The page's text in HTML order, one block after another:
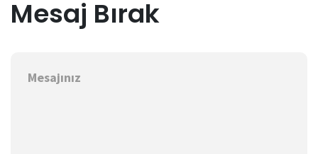
Mesaj Bırak